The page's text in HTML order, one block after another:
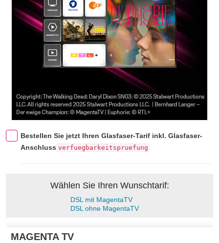
Bestellen Sie jetzt Ihren Glasfaser-Tarif inkl. Glasfaser-
Anschluss verfuegbarkeitspruefung
Wählen Sie Ihren Wunschtarif:
DSL mit MagentaTV
DSL ohne MagentaTV
MAGENTA TV